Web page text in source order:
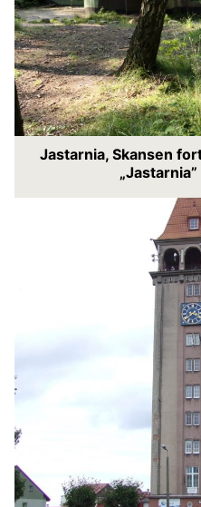
Jastarnia, Skansen